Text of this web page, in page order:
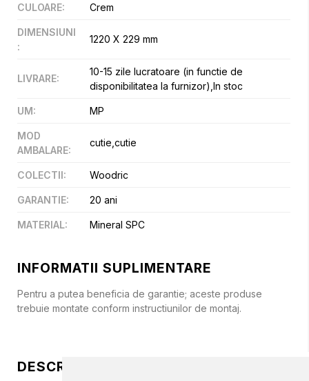
DESCRIERE
CULOARE: Crem
DIMENSIUNI
:
1220 X 229 mm
LIVRARE:
10-15 zile lucratoare (in functie de
disponibilitatea la furnizor),In stoc
UM: MP
MOD
AMBALARE:
cutie,cutie
COLECTII: Woodric
GARANTIE: 20 ani
MATERIAL: Mineral SPC
INFORMATII SUPLIMENTARE
Pentru a putea beneficia de garantie; aceste produse
trebuie montate conform instructiunilor de montaj.